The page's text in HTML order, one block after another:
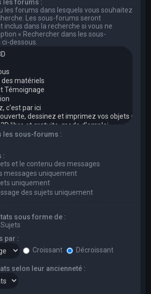
les forums :
les forums dans lesquels vous souhaitez
Les sous-forums seront
dans la recherche si vous ne
« Rechercher dans les sous-
dessous.
les sous-forums :
:
et le contenu des messages
messages uniquement
uniquement
des sujets uniquement
sous forme de :
Sujets
par :
Croissant
Décroissant
selon leur ancienneté :